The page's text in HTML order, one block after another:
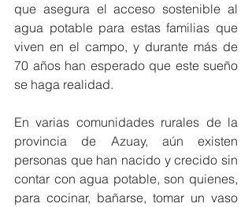
que asegura el acceso sostenible al
agua potable para estas familias que
viven en el campo, y durante más de
70 años han esperado que este sueño
se haga realidad.
En varias comunidades rurales de la
provincia de Azuay, aún existen
personas que han nacido y crecido sin
contar con agua potable, son quienes,
para cocinar, bañarse, tomar un vaso